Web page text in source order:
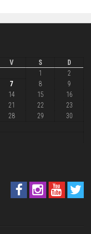
V S D
1
2
7 8
9
14 15
16
21 22
23
28 29
30